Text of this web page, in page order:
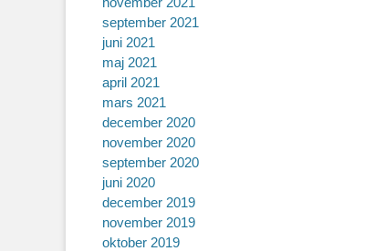
september 2021
juni 2021
maj 2021
april 2021
mars 2021
december 2020
november 2020
september 2020
juni 2020
december 2019
november 2019
oktober 2019